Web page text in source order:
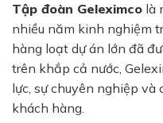
Tập đoàn Geleximco là
nhiều năm kinh nghiệm
hàng loạt dự án lớn đã
trên khắp cả nước,
lực, sự chuyên nghiệp
khách hàng.